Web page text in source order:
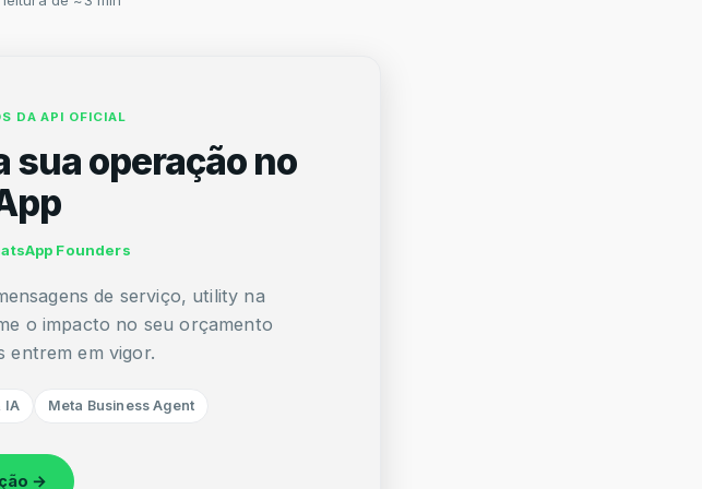
DA API OFICIAL
sua operação no
Founders
de serviço, utility na
o impacto no seu orçamento
entrem em vigor.
IA Meta Business Agent
→